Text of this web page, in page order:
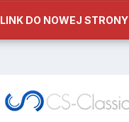
LINK DO NOWEJ STRONY